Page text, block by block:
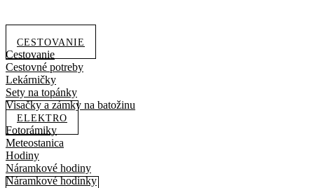
CESTOVANIE
Cestovanie
Cestovné potreby
Lekárničky
Sety na topánky
Visačky a zámky na batožinu
ELEKTRO
Fotorámiky
Meteostanica
Hodiny
Náramkové hodiny
Náramkové hodinky